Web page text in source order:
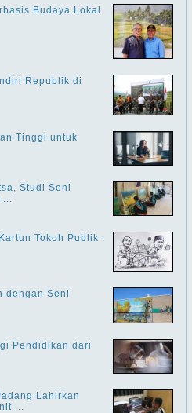
Budaya Lokal
Republik di
Tinggi untuk
Studi Seni
...
Tokoh Publik :
dengan Seni
Pendidikan dari
Lahirkan
...